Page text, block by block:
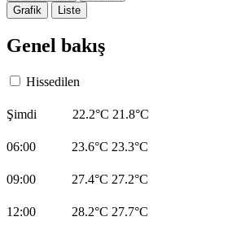
Grafik
Liste
Genel bakış
Hissedilen
Şimdi 22.2°C 21.8°C
06:00 23.6°C 23.3°C
09:00 27.4°C 27.2°C
12:00 28.2°C 27.7°C